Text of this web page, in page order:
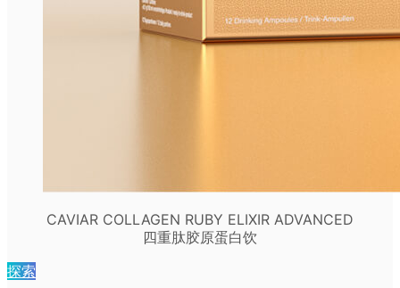
CAVIAR COLLAGEN RUBY ELIXIR ADVANCED
四重肽胶原蛋白饮
探索